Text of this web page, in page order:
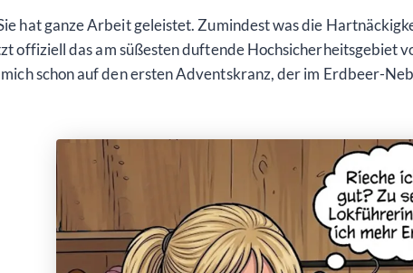
hat ganze Arbeit geleistet. Zumindest was die
offiziell das am süßesten duftende Hochsicherheitsgebiet
schon auf den ersten Adventskranz, der im Erdbeer-